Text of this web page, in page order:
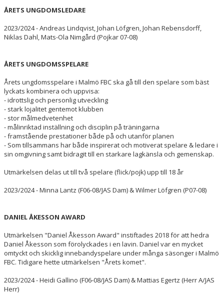
ÅRETS UNGDOMSLEDARE
2023/2024 - Andreas Lindqvist, Johan Löfgren, Johan Rebensdorff,
Niklas Dahl, Mats-Ola Nimgård (Pojkar 07-08)
ÅRETS UNGDOMSSPELARE
Årets ungdomsspelare i Malmö FBC ska gå till den spelare som bäst
lyckats kombinera och uppvisa:
- idrottslig och personlig utveckling
- stark lojalitet gentemot klubben
- stor målmedvetenhet
- målinriktad inställning och disciplin på träningarna
- framstående prestationer både på och utanför planen
- Som tillsammans har både inspirerat och motiverat spelare & ledare i
sin omgivning samt bidragit till en starkare lagkänsla och gemenskap.
Utmärkelsen delas ut till två spelare (flick/pojk) upp till 18 år
2023/2024 - Minna Lantz (F06-08/JAS Dam) & Wilmer Löfgren (P07-08)
DANIEL ÅKESSON AWARD
Utmärkelsen "Daniel Åkesson Award" instiftades 2018 för att hedra
Daniel Åkesson som förolyckades i en lavin. Daniel var en mycket
omtyckt och skicklig innebandyspelare under många säsonger i Malmö
FBC. Tidigare hette utmärkelsen "Årets komet".
2023/2024 - Heidi Gallino (F06-08/JAS Dam) & Mattias Egertz (Herr A/JAS
Herr)